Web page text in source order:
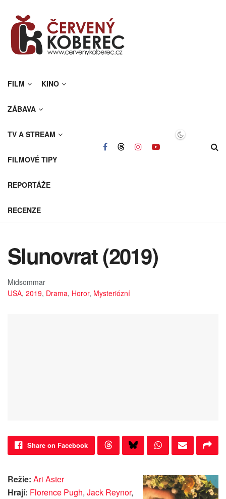
FILM KINO
ZÁBAVA
TV A STREAM
FILMOVÉ TIPY
REPORTÁŽE
RECENZE
Slunovrat (2019)
Midsommar
USA, 2019, Drama, Horor, Mysteriózní
Share on Facebook
Režie: Ari Aster
Hrají: Florence Pugh, Jack Reynor,